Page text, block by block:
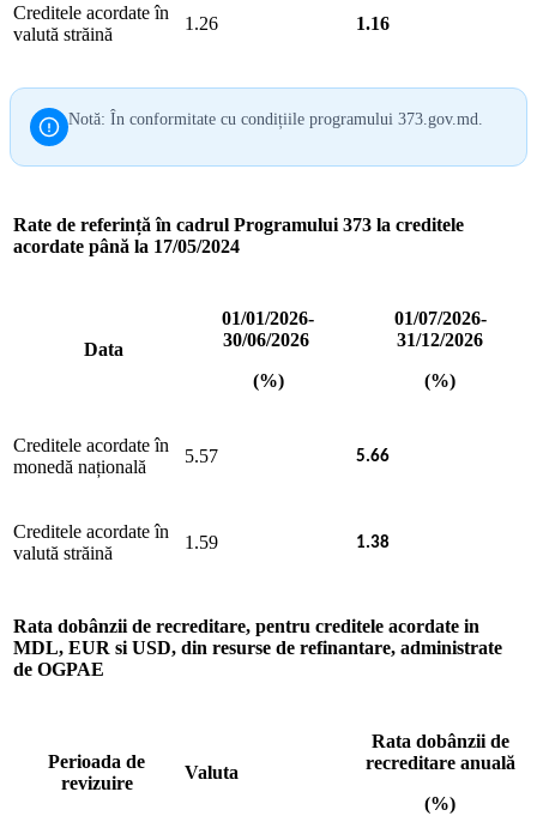
Creditele acordate în
valută străină
1.26 1.16
Notă: În conformitate cu condițiile programului 373.gov.md.
Rate de referință în cadrul Programului 373 la creditele
acordate până la 17/05/2024
Data
01/01/2026-
30/06/2026
(%)
01/07/2026-
31/12/2026
(%)
Creditele acordate în
monedă națională
5.57 5.66
Creditele acordate în
valută străină
1.59 1.38
Rata dobânzii de recreditare, pentru creditele acordate in
MDL, EUR si USD, din resurse de refinantare, administrate
de OGPAE
Perioada de
revizuire
Valuta
Rata dobânzii de
recreditare anuală
(%)